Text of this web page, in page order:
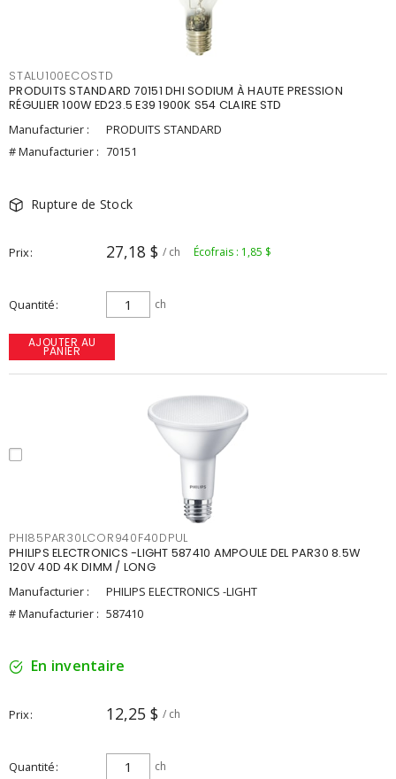
STALU100ECOSTD
PRODUITS STANDARD 70151 DHI SODIUM À HAUTE PRESSION
RÉGULIER 100W ED23.5 E39 1900K S54 CLAIRE STD
Manufacturier :
PRODUITS STANDARD
# Manufacturier : 70151
Rupture de Stock
Prix 27,18 $ / ch Écofrais : 1,85 $
Quantité ch
AJOUTER AU
PANIER
PHI85PAR30LCOR940F40DPUL
PHILIPS ELECTRONICS -LIGHT 587410 AMPOULE DEL PAR30 8.5W
120V 40D 4K DIMM / LONG
Manufacturier :
PHILIPS ELECTRONICS -LIGHT
# Manufacturier : 587410
En inventaire
Prix 12,25 $ / ch
Quantité ch